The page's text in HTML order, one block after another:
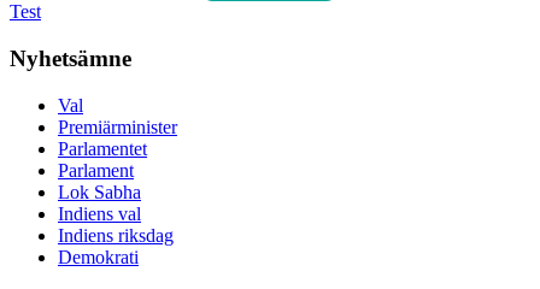
Test
Nyhetsämne
Val
Premiärminister
Parlamentet
Parlament
Lok Sabha
Indiens val
Indiens riksdag
Demokrati